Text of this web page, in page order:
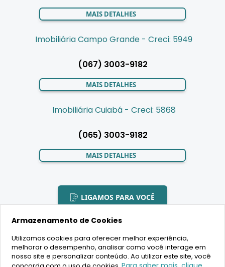
MAIS DETALHES
Imobiliária Campo Grande - Creci: 5949
(067) 3003-9182
MAIS DETALHES
Imobiliária Cuiabá - Creci: 5868
(065) 3003-9182
MAIS DETALHES
LIGAMOS PARA VOCÊ
2020 Copyright - BR House Inteligência Imobiliária LTDA -
16.630.405/0001-43 - CRECI 19701 - Todos os direitos reservados
Armazenamento de Cookies
Utilizamos cookies para oferecer melhor experiência,
melhorar o desempenho, analisar como você interage em
nosso site e personalizar conteúdo. Ao utilizar este site, você